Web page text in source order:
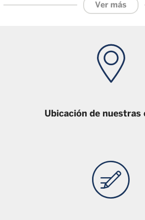
comprar, vender o llevar a cabo
operación con valores financieros,
oferta del fondo en cuestión, a saber:
documento de datos fundamentales
contienen una información más
riesgos y las características del fondo,
últimos informes financieros y demás
final del mes anterior al mes en curso.
Ver más
Ubicación de nuestras